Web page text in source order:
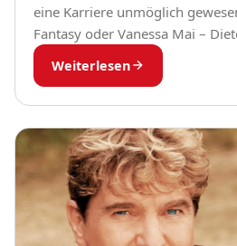
eine Karriere unmöglich
Fantasy oder Vanessa Mai –
Stars zu ihren Megaerfolgen. Bis
Weiterlesen